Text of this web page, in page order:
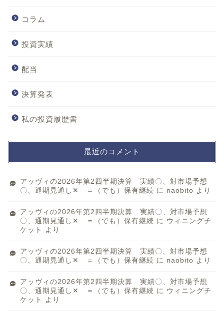
コラム
投資実績
配当
決算発表
私の投資履歴書
最近のコメント
アッヴィの2026年第2四半期決算 実績〇、対市場予想
〇、通期見通し✕ ＝（でも）保有継続 に naobito より
アッヴィの2026年第2四半期決算 実績〇、対市場予想
〇、通期見通し✕ ＝（でも）保有継続 に ウィニングチ
ケット
より
アッヴィの2026年第2四半期決算 実績〇、対市場予想
〇、通期見通し✕ ＝（でも）保有継続 に naobito より
アッヴィの2026年第2四半期決算 実績〇、対市場予想
〇、通期見通し✕ ＝（でも）保有継続 に ウィニングチ
ケット
より